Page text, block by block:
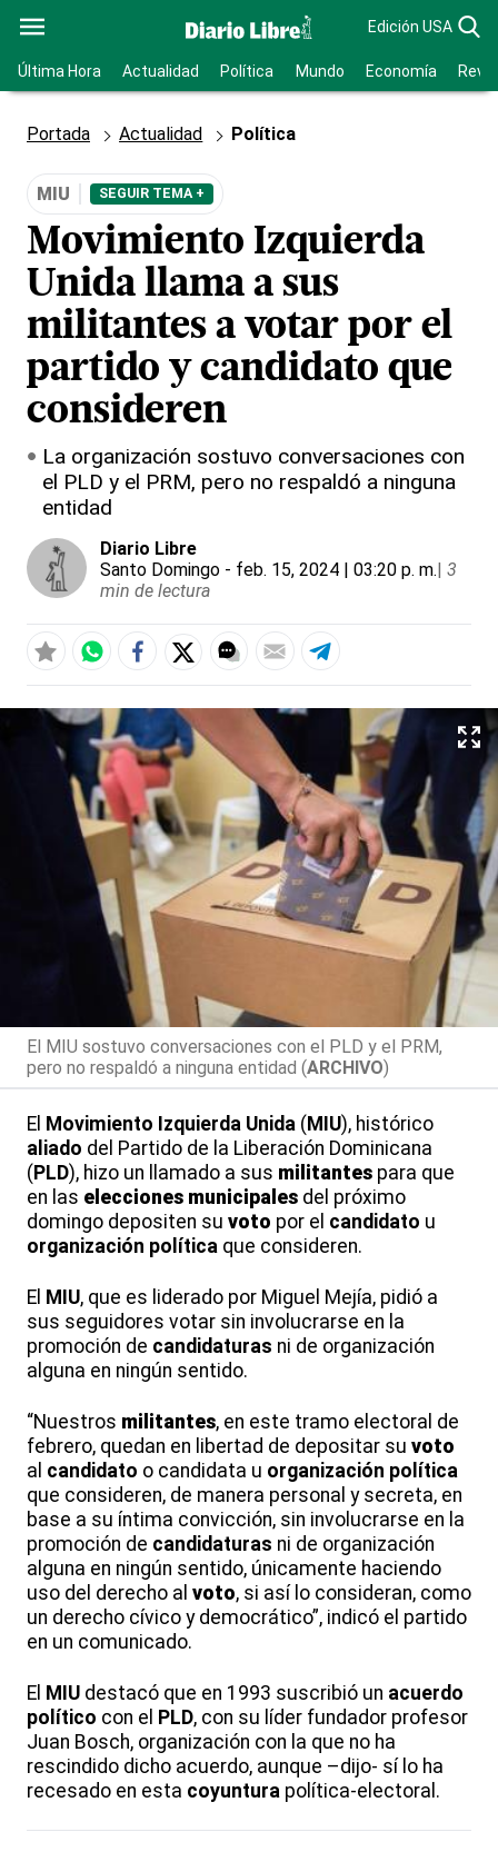
Edición USA
Última Hora Actualidad Política Mundo Economía
Portada Actualidad Política
MIU SEGUIR TEMA +
Movimiento Izquierda
Unida llama a sus
militantes a votar por el
partido y candidato que
consideren
La organización sostuvo conversaciones con
el PLD y el PRM, pero no respaldó a ninguna
entidad
Diario Libre
Santo Domingo - feb. 15, 2024 | 03:20 p. m.| 3
min de lectura
El MIU sostuvo conversaciones con el PLD y el PRM,
pero no respaldó a ninguna entidad (ARCHIVO)
El Movimiento Izquierda Unida ( MIU), histórico
aliado del Partido de la Liberación Dominicana
( PLD), hizo un llamado a sus militantes para que
en las elecciones municipales del próximo
domingo depositen su voto por el candidato u
organización política que consideren.
El MIU, que es liderado por Miguel Mejía, pidió a
sus seguidores votar sin involucrarse en la
promoción de candidaturas ni de organización
alguna en ningún sentido.
“Nuestros militantes, en este tramo electoral de
febrero, quedan en libertad de depositar su voto
al candidato o candidata u organización política
que consideren, de manera personal y secreta, en
base a su íntima convicción, sin involucrarse en la
promoción de candidaturas ni de organización
alguna en ningún sentido, únicamente haciendo
uso del derecho al voto, si así lo consideran, como
un derecho cívico y democrático”, indicó el partido
en un comunicado.
El MIU destacó que en 1993 suscribió un acuerdo
político con el PLD, con su líder fundador profesor
Juan Bosch, organización con la que no ha
rescindido dicho acuerdo, aunque –dijo- sí lo ha
recesado en esta coyuntura política-electoral.